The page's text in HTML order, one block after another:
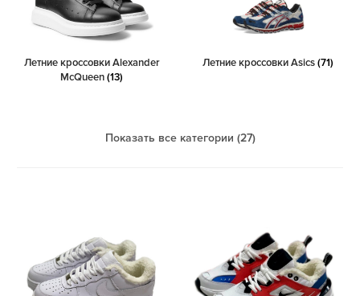
Летние кроссовки Alexander
McQueen(13)
Летние кроссовки Asics(71)
Показать все категории (27)